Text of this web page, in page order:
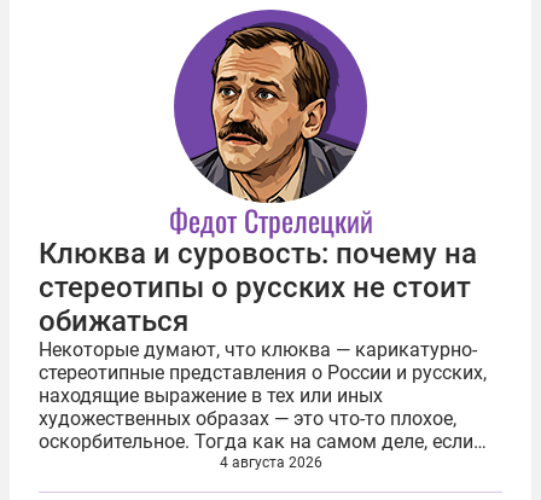
Федот Стрелецкий
Клюква и суровость: почему на
стереотипы о русских не стоит
обижаться
Некоторые думают, что клюква — карикатурно-
стереотипные представления о России и русских,
находящие выражение в тех или иных
художественных образах — это что-то плохое,
оскорбительное. Тогда как на самом деле, если
как следует разобраться, ровно наоборот —
поистине лестное. Генерируя и тиражируя...
4 августа 2026